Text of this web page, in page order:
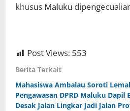
khusus Maluku
Post Views: 553
Berita Terkait
Mahasiswa Ambalau Soroti
Pengawasan DPRD Maluku Dapil
Desak Jalan Lingkar Jadi Jalan